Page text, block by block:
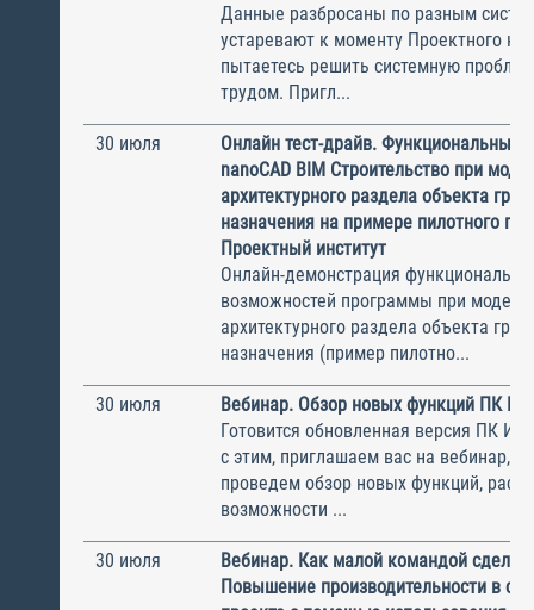
Данные разбросаны по разным
устаревают к моменту Проектного
пытаетесь решить системную
трудом. Пригл...
30 июля
Онлайн тест-драйв. Функциональные
nanoCAD BIM Строительство при
архитектурного раздела объекта
назначения на примере пилотного
Проектный институт
Онлайн-демонстрация
возможностей программы при
архитектурного раздела объекта
назначения (пример пилотно...
30 июля
Вебинар. Обзор новых функций ПК
Готовится обновленная версия ПК
с этим, приглашаем вас на вебинар,
проведем обзор новых функций,
возможности ...
30 июля
Вебинар. Как малой командой
Повышение производительности в